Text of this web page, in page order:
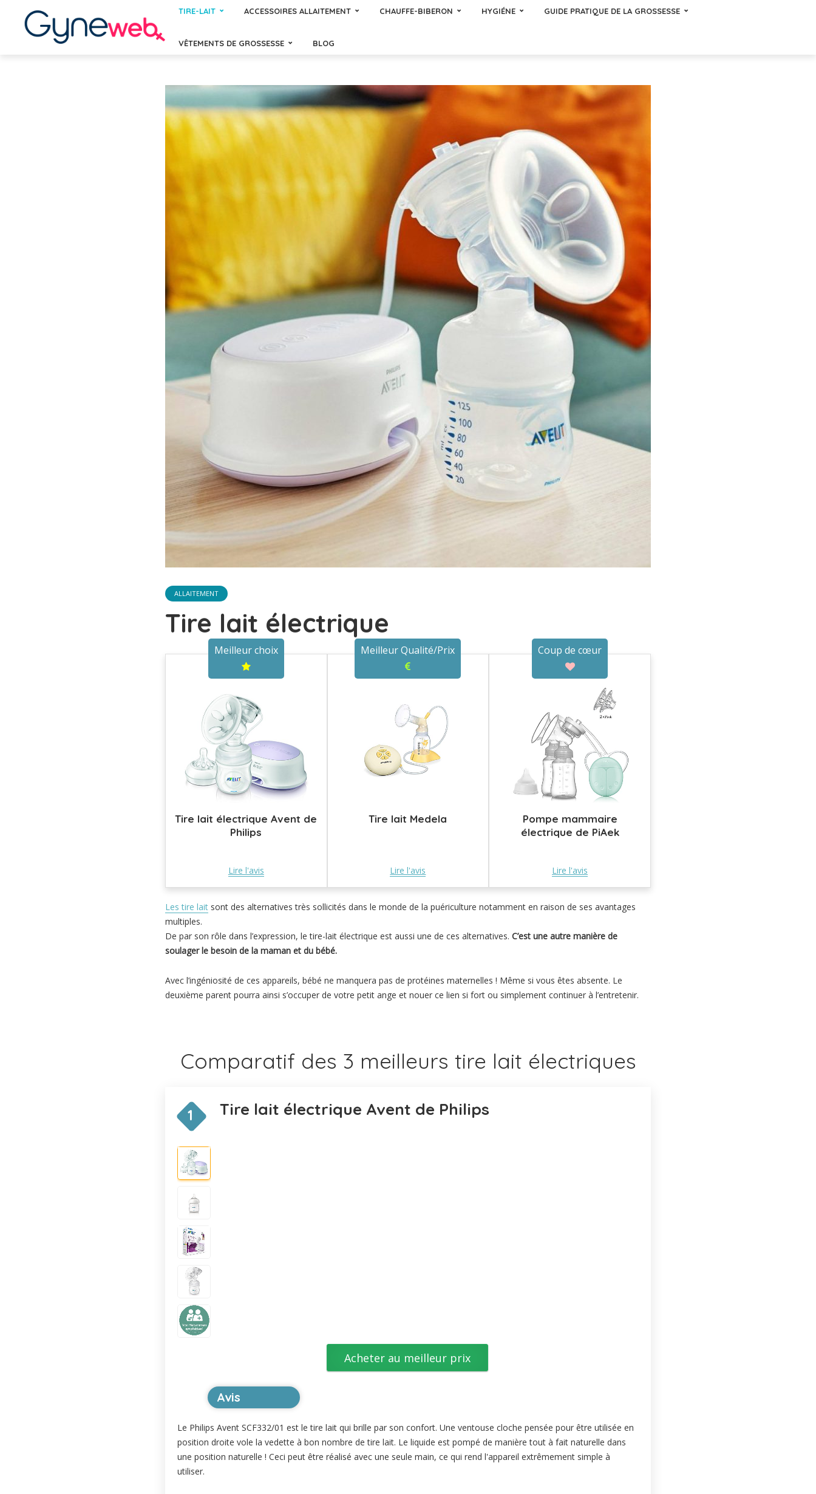
TIRE-LAIT ACCESSOIRES ALLAITEMENT CHAUFFE-BIBERON HYGIÉNE GUIDE PRATIQUE DE LA GROSSESSE
VÊTEMENTS DE GROSSESSE BLOG
ALLAITEMENT
Tire lait électrique
Meilleur choix
Tire lait électrique Avent de
Philips
Lire l'avis
Meilleur Qualité/Prix
Tire lait Medela
Lire l'avis
Coup de cœur
Pompe mammaire
électrique de PiAek
Lire l'avis
Les tire lait sont des alternatives très sollicités dans le monde de la puériculture notamment en raison de ses avantages
multiples.
De par son rôle dans l’expression, le tire-lait électrique est aussi une de ces alternatives. C’est une autre manière de
soulager le besoin de la maman et du bébé.
Avec l’ingéniosité de ces appareils, bébé ne manquera pas de protéines maternelles ! Même si vous êtes absente. Le
deuxième parent pourra ainsi s’occuper de votre petit ange et nouer ce lien si fort ou simplement continuer à l’entretenir.
Comparatif des 3 meilleurs tire lait électriques
1 Tire lait électrique Avent de Philips
Acheter au meilleur prix
Avis
Le Philips Avent SCF332/01 est le tire lait qui brille par son confort. Une ventouse cloche pensée pour être utilisée en
position droite vole la vedette à bon nombre de tire lait. Le liquide est pompé de manière tout à fait naturelle dans
une position naturelle ! Ceci peut être réalisé avec une seule main, ce qui rend l'appareil extrêmement simple à
utiliser.